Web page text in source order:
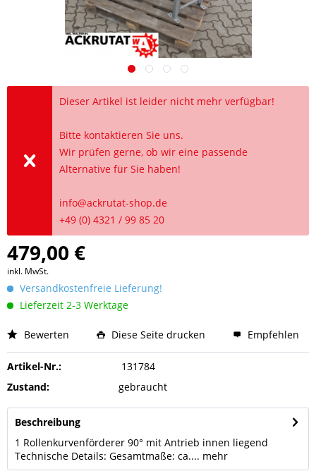
Dieser Artikel ist leider nicht mehr verfügbar!
Bitte kontaktieren Sie uns.
Wir prüfen gerne, ob wir eine passende
Alternative für Sie haben!
info@ackrutat-shop.de
+49 (0) 4321 / 99 85 20
479,00 €
inkl. MwSt.
Versandkostenfreie Lieferung!
Lieferzeit 2-3 Werktage
Bewerten Diese Seite drucken Empfehlen
Artikel-Nr.:
131784
Zustand:
gebraucht
Beschreibung
1 Rollenkurvenförderer 90° mit Antrieb innen liegend
Technische Details: Gesamtmaße: ca.... mehr